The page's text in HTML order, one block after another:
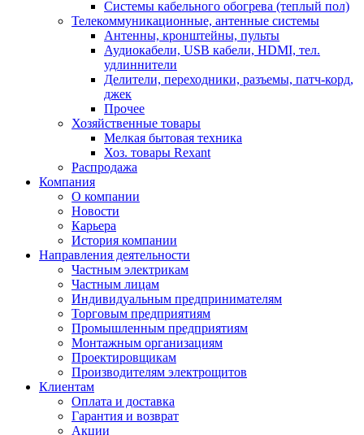
Системы кабельного обогрева (теплый пол)
Телекоммуникационные, антенные системы
Антенны, кронштейны, пульты
Аудиокабели, USB кабели, HDMI, тел.
удлиннители
Делители, переходники, разъемы, патч-корд,
джек
Прочее
Хозяйственные товары
Мелкая бытовая техника
Хоз. товары Rexant
Распродажа
Компания
О компании
Новости
Карьера
История компании
Направления деятельности
Частным электрикам
Частным лицам
Индивидуальным предпринимателям
Торговым предприятиям
Промышленным предприятиям
Монтажным организациям
Проектировщикам
Производителям электрощитов
Клиентам
Оплата и доставка
Гарантия и возврат
Акции